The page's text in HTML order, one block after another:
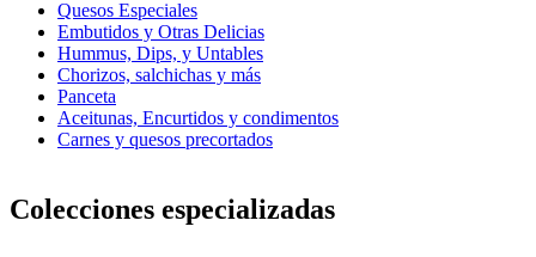
Quesos Especiales
Embutidos y Otras Delicias
Hummus, Dips, y Untables
Chorizos, salchichas y más
Panceta
Aceitunas, Encurtidos y condimentos
Carnes y quesos precortados
Colecciones especializadas